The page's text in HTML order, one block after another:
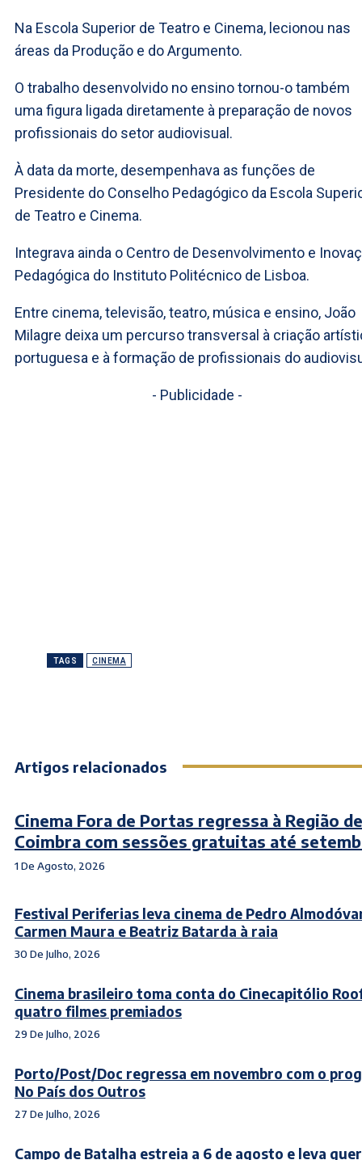
Na Escola Superior de Teatro e Cinema, lecionou nas
áreas da Produção e do Argumento.
O trabalho desenvolvido no ensino tornou-o também
uma figura ligada diretamente à preparação de novos
profissionais do setor audiovisual.
À data da morte, desempenhava as funções de
Presidente do Conselho Pedagógico da Escola
de Teatro e Cinema.
Integrava ainda o Centro de Desenvolvimento e
Pedagógica do Instituto Politécnico de Lisboa.
Entre cinema, televisão, teatro, música e ensino, João
Milagre deixa um percurso transversal à criação
portuguesa e à formação de profissionais do
- Publicidade -
TAGS CINEMA
Artigos relacionados
Cinema Fora de Portas regressa à Região de
Coimbra com sessões gratuitas até
1 De Agosto, 2026
Festival Periferias leva cinema de Pedro
Carmen Maura e Beatriz Batarda à raia
30 De Julho, 2026
Cinema brasileiro toma conta do Cinecapitólio
quatro filmes premiados
29 De Julho, 2026
Porto/Post/Doc regressa em novembro com o
No País dos Outros
27 De Julho, 2026
Campo de Batalha estreia a 6 de agosto e leva